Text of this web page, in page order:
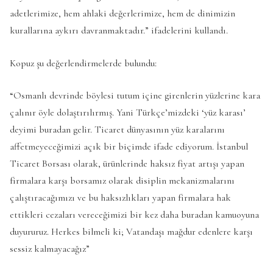
adetlerimize, hem ahlaki değerlerimize, hem de dinimizin
kurallarına aykırı davranmaktadır.” ifadelerini kullandı.
Kopuz şu değerlendirmelerde bulundu:
“Osmanlı devrinde böylesi tutum içine girenlerin yüzlerine kara
çalınır öyle dolaştırılırmış. Yani Türkçe’mizdeki ‘yüz karası’
deyimi buradan gelir. Ticaret dünyasının yüz karalarını
affetmeyeceğimizi açık bir biçimde ifade ediyorum. İstanbul
Ticaret Borsası olarak, ürünlerinde haksız fiyat artışı yapan
firmalara karşı borsamız olarak disiplin mekanizmalarını
çalıştıracağımızı ve bu haksızlıkları yapan firmalara hak
ettikleri cezaları vereceğimizi bir kez daha buradan kamuoyuna
duyururuz. Herkes bilmeli ki; Vatandaşı mağdur edenlere karşı
sessiz kalmayacağız”